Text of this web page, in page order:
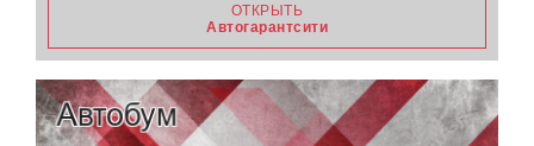
ОТКРЫТЬ
Автогарантсити